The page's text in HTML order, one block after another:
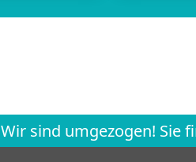
Wir sind umgezogen! Sie